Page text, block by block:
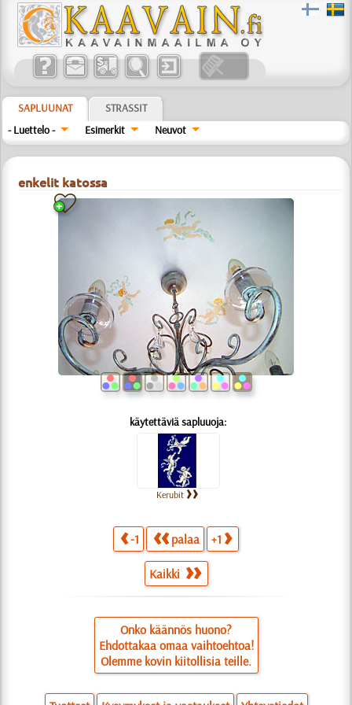
SAPLUUNAT
STRASSIT
- Luettelo -
Esimerkit Neuvot
enkelit katossa
käytettäviä sapluuoja:
Kerubit
-1 palaa +1
Kaikki
Onko käännös huono?
Ehdottakaa omaa vaihtoehtoa!
Olemme kovin kiitollisia teille.